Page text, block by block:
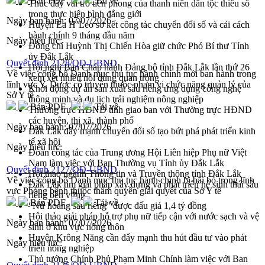
Thúc đẩy vai trò tiên phong của thanh niên dân tộc thiểu số
trong thực hiện bình đẳng giới
Huyện Ea H’Leo sơ kết công tác chuyển đổi số và cải cách
hành chính 9 tháng đầu năm
Đồng chí Huỳnh Thị Chiến Hòa giữ chức Phó Bí thư Tỉnh
ủy Đắk Lắk
Hội nghị Ban Chấp hành Đảng bộ tỉnh Đắk Lắk lần thứ 26
xem xét nhiều nội dung quan trọng
Khởi động dự án sản xuất sầu riêng ứng dụng công nghệ
thông minh và du lịch trải nghiệm nông nghiệp
Thường trực HĐND tỉnh giao ban với Thường trực HĐND
các huyện, thị xã, thành phố
Đắk Lắk đẩy mạnh chuyển đổi số tạo bứt phá phát triển kinh
tế xã hội
Đoàn công tác của Trung ương Hội Liên hiệp Phụ nữ Việt
Nam làm việc với Ban Thường vụ Tỉnh ủy Đắk Lắk
Hội thao ngành Thông tin và Truyền thông tỉnh Đắk Lắk
Đắk Lắk tìm giải pháp xây dựng và phát triển hệ sinh thái sầu
riêng bền vững
“Nữ hoàng sầu riêng” được đấu giá 1,4 tỷ đồng
Hội thảo giải pháp hỗ trợ phụ nữ tiếp cận với nước sạch và vệ
sinh ở khu vực nông thôn
Huyện Krông Năng cần đẩy mạnh thu hút đầu tư vào phát
triển nông nghiệp
Thủ tướng Chính Phủ Phạm Minh Chính làm việc với Ban
Ngày ban hành:07/07/2026
Ngày hiệu lực:
Quyết định 2128/QĐ-UBND
Về việc công bố Danh mục thủ tục hành chính mới ban hành trong
lĩnh vực Y, Dược cổ truyền thuộc phạm vi chức năng quản lý của
Sở Y tế
Bản PDF
Tải về
Ngày ban hành:07/07/2026
Ngày hiệu lực:
Quyết định 2127/QĐ-UBND
Về việc công bố Danh mục thủ tục hành chính bị bãi bỏ trong lĩnh
vực Phòng bệnh thuộc thẩm quyền giải quyết của Sở Y tế
Bản PDF
Tải về
Ngày ban hành:07/07/2026
Ngày hiệu lực: